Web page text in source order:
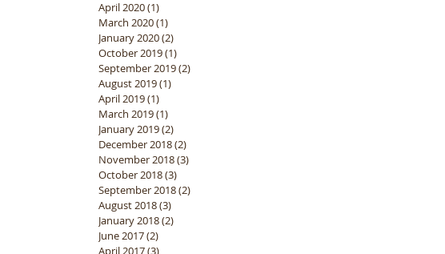
April 2020(1)
March 2020(1)
January 2020(2)
October 2019(1)
September 2019(2)
August 2019(1)
April 2019(1)
March 2019(1)
January 2019(2)
December 2018(2)
November 2018(3)
October 2018(3)
September 2018(2)
August 2018(3)
January 2018(2)
June 2017(2)
April 2017(3)